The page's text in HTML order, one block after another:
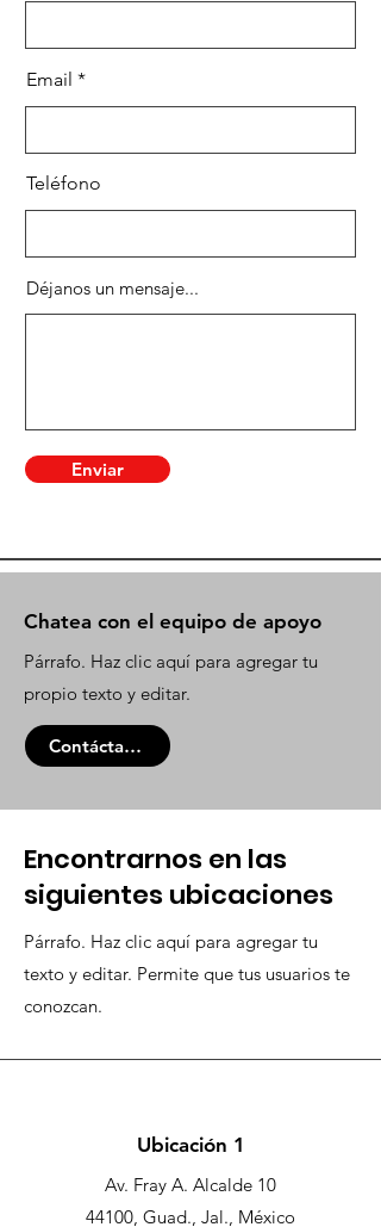
Email
Teléfono
Déjanos un mensaje...
Enviar
Chatea con el equipo de apoyo
Párrafo. Haz clic aquí para agregar tu
propio texto y editar.
Contáctanos
Encontrarnos en las
siguientes ubicaciones
Párrafo. Haz clic aquí para agregar tu
texto y editar. Permite que tus usuarios te
conozcan.
Ubicación 1
Av. Fray A. Alcalde 10
44100, Guad., Jal., México